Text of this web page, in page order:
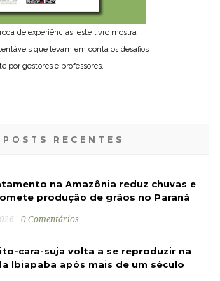
de experiências, este livro mostra
que levam em conta os desafios
por gestores e professores.
POSTS RECENTES
na Amazônia reduz chuvas e
produção de grãos no Paraná
0 Comentários
cara-suja volta a se reproduzir na
Ibiapaba após mais de um século